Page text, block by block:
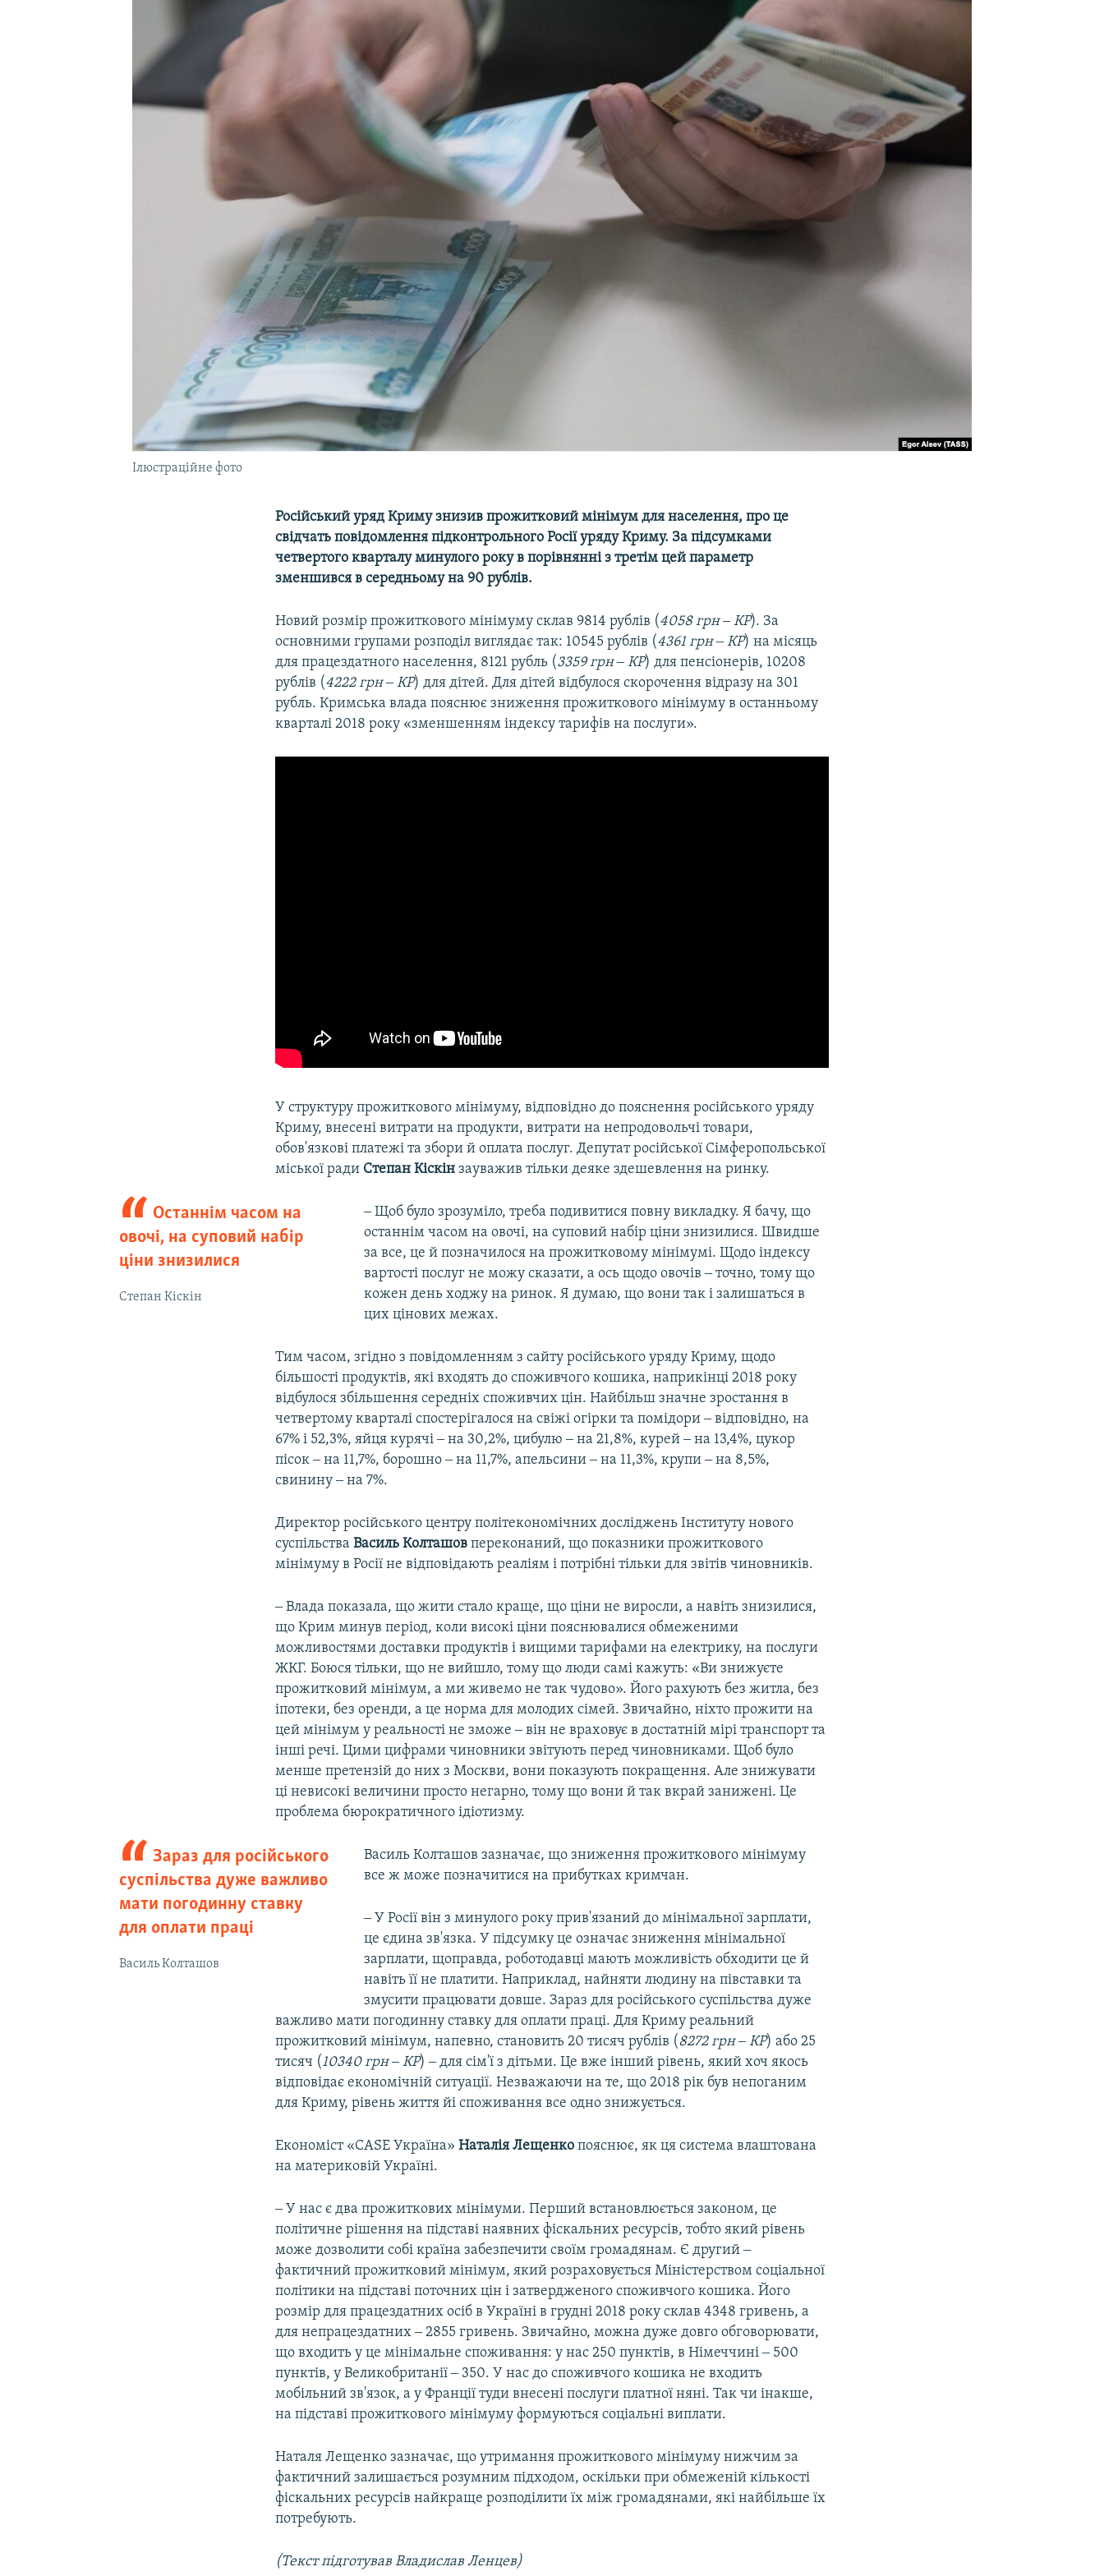
УКРАЇНСЬКА ПРОБЛЕМА КРИМУ
Ілюстраційне фото
Російський уряд Криму знизив прожитковий мінімум для населення, про це
свідчать повідомлення підконтрольного Росії уряду Криму. За підсумками
четвертого кварталу минулого року в порівнянні з третім цей параметр
зменшився в середньому на 90 рублів.
Новий розмір прожиткового мінімуму склав 9814 рублів (4058 грн ‒ КР). За
основними групами розподіл виглядає так: 10545 рублів (4361 грн ‒ КР) на місяць
для працездатного населення, 8121 рубль (3359 грн ‒ КР) для пенсіонерів, 10208
рублів (4222 грн ‒ КР) для дітей. Для дітей відбулося скорочення відразу на 301
рубль. Кримська влада пояснює зниження прожиткового мінімуму в останньому
кварталі 2018 року «зменшенням індексу тарифів на послуги».
У структуру прожиткового мінімуму, відповідно до пояснення російського уряду
Криму, внесені витрати на продукти, витрати на непродовольчі товари,
обов'язкові платежі та збори й оплата послуг. Депутат російської Сімферопольської
міської ради Степан Кіскін зауважив тільки деяке здешевлення на ринку.
Останнім часом на
овочі, на суповий набір
ціни знизилися
Степан Кіскін
‒ Щоб було зрозуміло, треба подивитися повну викладку. Я бачу, що
останнім часом на овочі, на суповий набір ціни знизилися. Швидше
за все, це й позначилося на прожитковому мінімумі. Щодо індексу
вартості послуг не можу сказати, а ось щодо овочів ‒ точно, тому що
кожен день ходжу на ринок. Я думаю, що вони так і залишаться в
цих цінових межах.
Тим часом, згідно з повідомленням з сайту російського уряду Криму, щодо
більшості продуктів, які входять до споживчого кошика, наприкінці 2018 року
відбулося збільшення середніх споживчих цін. Найбільш значне зростання в
четвертому кварталі спостерігалося на свіжі огірки та помідори ‒ відповідно, на
67% і 52,3%, яйця курячі ‒ на 30,2%, цибулю ‒ на 21,8%, курей ‒ на 13,4%, цукор
пісок ‒ на 11,7%, борошно ‒ на 11,7%, апельсини ‒ на 11,3%, крупи ‒ на 8,5%,
свинину ‒ на 7%.
Директор російського центру політекономічних досліджень Інституту нового
суспільстваВасиль Колташов переконаний, що показники прожиткового
мінімуму в Росії не відповідають реаліям і потрібні тільки для звітів чиновників.
‒ Влада показала, що жити стало краще, що ціни не виросли, а навіть знизилися,
що Крим минув період, коли високі ціни пояснювалися обмеженими
можливостями доставки продуктів і вищими тарифами на електрику, на послуги
ЖКГ. Боюся тільки, що не вийшло, тому що люди самі кажуть: «Ви знижуєте
прожитковий мінімум, а ми живемо не так чудово». Його рахують без житла, без
іпотеки, без оренди, а це норма для молодих сімей. Звичайно, ніхто прожити на
цей мінімум у реальності не зможе ‒ він не враховує в достатній мірі транспорт та
інші речі. Цими цифрами чиновники звітують перед чиновниками. Щоб було
менше претензій до них з Москви, вони показують покращення. Але знижувати
ці невисокі величини просто негарно, тому що вони й так вкрай занижені. Це
проблема бюрократичного ідіотизму.
Зараз для російського
суспільства дуже важливо
мати погодинну ставку
для оплати праці
Василь Колташов
Василь Колташов зазначає, що зниження прожиткового мінімуму
все ж може позначитися на прибутках кримчан.
‒ У Росії він з минулого року прив'язаний до мінімальної зарплати,
це єдина зв'язка. У підсумку це означає зниження мінімальної
зарплати, щоправда, роботодавці мають можливість обходити це й
навіть її не платити. Наприклад, найняти людину на півставки та
змусити працювати довше. Зараз для російського суспільства дуже
важливо мати погодинну ставку для оплати праці. Для Криму реальний
прожитковий мінімум, напевно, становить 20 тисяч рублів (8272 грн ‒ КР) або 25
тисяч (10340 грн ‒ КР) ‒ для сім'ї з дітьми. Це вже інший рівень, який хоч якось
відповідає економічній ситуації. Незважаючи на те, що 2018 рік був непоганим
для Криму, рівень життя йі споживання все одно знижується.
Економіст «CASE Україна»Наталія Лещенко пояснює, як ця система влаштована
на материковій Україні.
‒ У нас є два прожиткових мінімуми. Перший встановлюється законом, це
політичне рішення на підставі наявних фіскальних ресурсів, тобто який рівень
може дозволити собі країна забезпечити своїм громадянам. Є другий ‒
фактичний прожитковий мінімум, який розраховується Міністерством соціальної
політики на підставі поточних цін і затвердженого споживчого кошика. Його
розмір для працездатних осіб в Україні в грудні 2018 року склав 4348 гривень, а
для непрацездатних ‒ 2855 гривень. Звичайно, можна дуже довго обговорювати,
що входить у це мінімальне споживання: у нас 250 пунктів, в Німеччині ‒ 500
пунктів, у Великобританії ‒ 350. У нас до споживчого кошика не входить
мобільний зв'язок, а у Франції туди внесені послуги платної няні. Так чи інакше,
на підставі прожиткового мінімуму формуються соціальні виплати.
Наталя Лещенко зазначає, що утримання прожиткового мінімуму нижчим за
фактичний залишається розумним підходом, оскільки при обмеженій кількості
фіскальних ресурсів найкраще розподілити їх між громадянами, які найбільше їх
потребують.
(Текст підготував Владислав Ленцев)